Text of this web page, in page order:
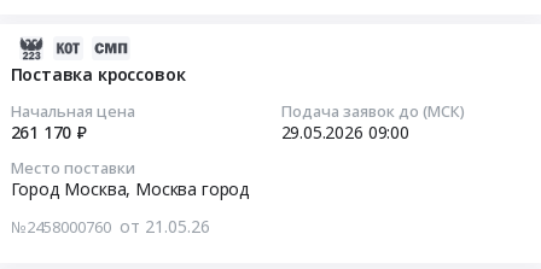
Поставка кроссовок
Начальная цена
261 170 ₽
Подача заявок до (МСК)
29.05.2026 09:00
Место поставки
Город Москва, Москва город
№2458000760 от 21.05.26